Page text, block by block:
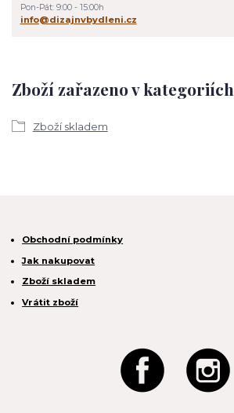
Zboží zařazeno v kategoriích
Zboží skladem
Pon-Pát: 9:00 - 15:00h
info@dizajnvbydleni.cz
Obchodní podmínky
Jak nakupovat
Zboží skladem
Vrátit zboží